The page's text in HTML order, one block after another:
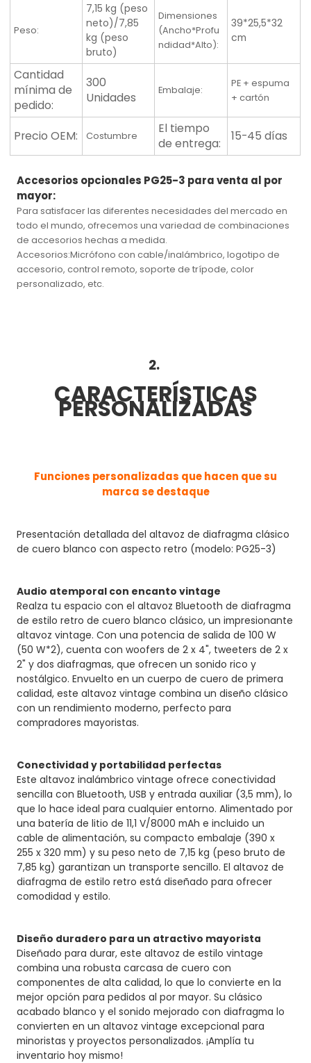
Peso:
7,15 kg (peso
neto)/7,85
kg (peso
bruto)
Dimensiones
(Ancho*Profu
ndidad*Alto):
39*25,5*32
cm
Cantidad
mínima de
pedido:
300
Unidades
Embalaje:
PE + espuma
+ cartón
Precio OEM: Costumbre
El tiempo
de entrega:
15-45 días
Accesorios opcionales PG25-3 para venta al por
mayor:
Para satisfacer las diferentes necesidades del mercado en
todo el mundo, ofrecemos una variedad de combinaciones
de accesorios hechas a medida.
Accesorios:Micrófono con cable/inalámbrico, logotipo de
accesorio, control remoto, soporte de trípode, color
personalizado, etc.
2.
CARACTERÍSTICAS
PERSONALIZADAS
Funciones personalizadas que hacen que su
marca se destaque
Presentación detallada del altavoz de diafragma clásico
de cuero blanco con aspecto retro (modelo: PG25-3)
Audio atemporal con encanto vintage
Realza tu espacio con el altavoz Bluetooth de diafragma
de estilo retro de cuero blanco clásico, un impresionante
altavoz vintage. Con una potencia de salida de 100 W
(50 W*2), cuenta con woofers de 2 x 4", tweeters de 2 x
2" y dos diafragmas, que ofrecen un sonido rico y
nostálgico. Envuelto en un cuerpo de cuero de primera
calidad, este altavoz vintage combina un diseño clásico
con un rendimiento moderno, perfecto para
compradores mayoristas.
Conectividad y portabilidad perfectas
Este altavoz inalámbrico vintage ofrece conectividad
sencilla con Bluetooth, USB y entrada auxiliar (3,5 mm), lo
que lo hace ideal para cualquier entorno. Alimentado por
una batería de litio de 11,1 V/8000 mAh e incluido un
cable de alimentación, su compacto embalaje (390 x
255 x 320 mm) y su peso neto de 7,15 kg (peso bruto de
7,85 kg) garantizan un transporte sencillo. El altavoz de
diafragma de estilo retro está diseñado para ofrecer
comodidad y estilo.
Diseño duradero para un atractivo mayorista
Diseñado para durar, este altavoz de estilo vintage
combina una robusta carcasa de cuero con
componentes de alta calidad, lo que lo convierte en la
mejor opción para pedidos al por mayor. Su clásico
acabado blanco y el sonido mejorado con diafragma lo
convierten en un altavoz vintage excepcional para
minoristas y proyectos personalizados. ¡Amplía tu
inventario hoy mismo!